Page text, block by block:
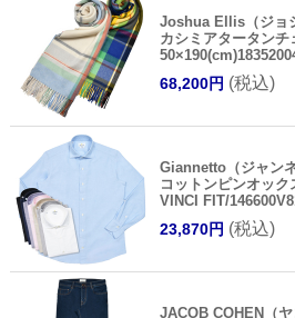
Joshua Ellis（ジョ
カシミアタータンチ
68,200円 (税込)
Giannetto（ジャンネ
コットンピンオッ
VINCI FIT/
23,870円 (税込)
JACOB COHEN（ヤ